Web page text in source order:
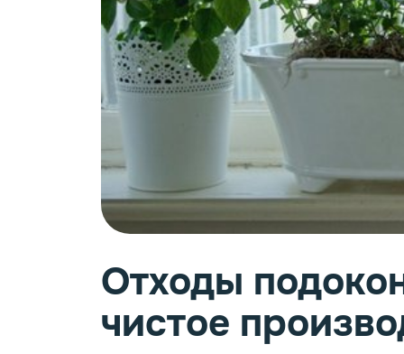
Отходы
чистое